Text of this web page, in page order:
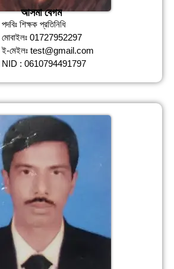
আসমা বেগম
পদবিঃ শিক্ষক প্রতিনিধি
মোবাইলঃ 01727952297
ই-মেইলঃ test@gmail.com
NID : 0610794491797